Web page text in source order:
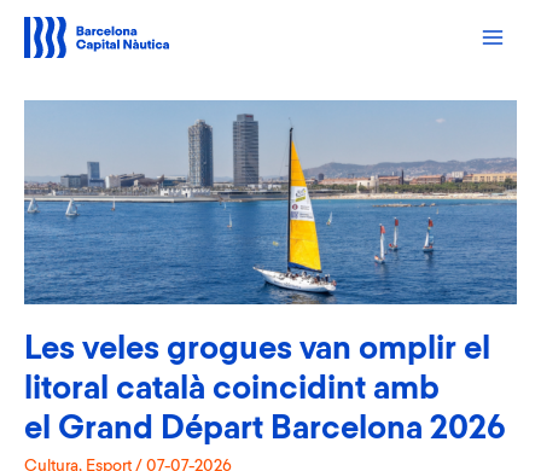
contingut
Les veles grogues van omplir el
litoral català coincidint amb
el Grand Départ Barcelona 2026
Cultura, Esport / 07-07-2026